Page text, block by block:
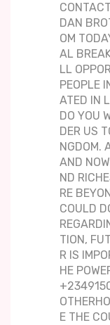
DAN
OM
AL
LL
PEOPLE
ATED IN
DO YOU
DER US
NGDOM.
AND
ND
RE
COULD
TION,
R IS
HE
E THE